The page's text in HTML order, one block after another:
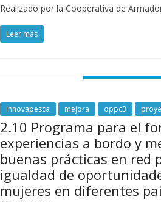
Realizado por la Cooperativa de
Leer más
innovapesca mejora oppc3
2.10 Programa para el
experiencias a bordo y
buenas prácticas en red
igualdad de
mujeres en diferentes